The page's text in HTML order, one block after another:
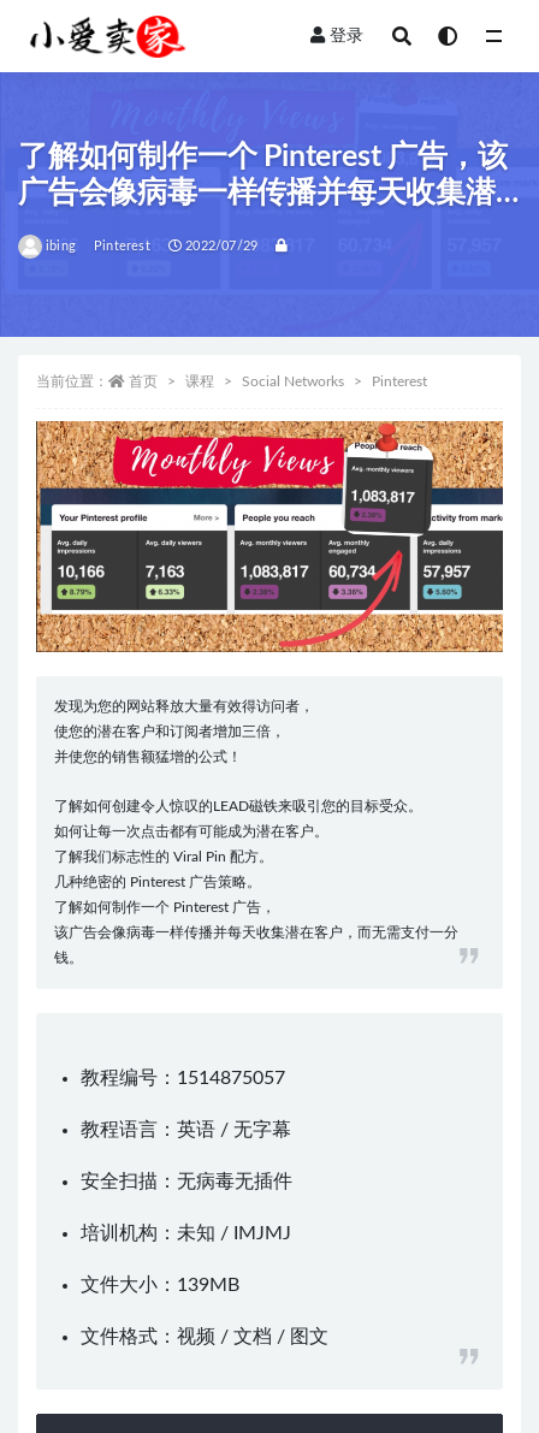
登录
了解如何制作一个 Pinterest 广告，该
广告会像病毒一样传播并每天收集潜
在客户，而无需支付一分钱！
ibing Pinterest 2022/07/29
当前位置： 首页 课程 Social Networks Pinterest
发现为您的网站释放大量有效得访问者，
使您的潜在客户和订阅者增加三倍，
并使您的销售额猛增的公式！
了解如何创建令人惊叹的LEAD磁铁来吸引您的目标受众。
如何让每一次点击都有可能成为潜在客户。
了解我们标志性的 Viral Pin 配方。
几种绝密的 Pinterest 广告策略。
了解如何制作一个 Pinterest 广告，
该广告会像病毒一样传播并每天收集潜在客户，而无需支付一分
钱。
教程编号：1514875057
教程语言：英语 / 无字幕
安全扫描：无病毒无插件
培训机构：未知 / IMJMJ
文件大小：139MB
文件格式：视频 / 文档 / 图文